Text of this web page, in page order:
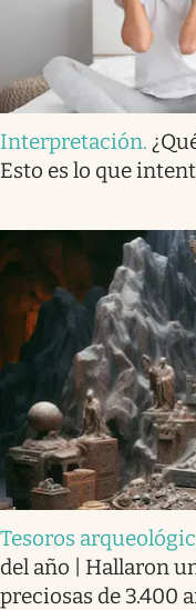
Interpretación.
Esto es lo que
Tesoros
del año | Hallaron
preciosas de 3.400